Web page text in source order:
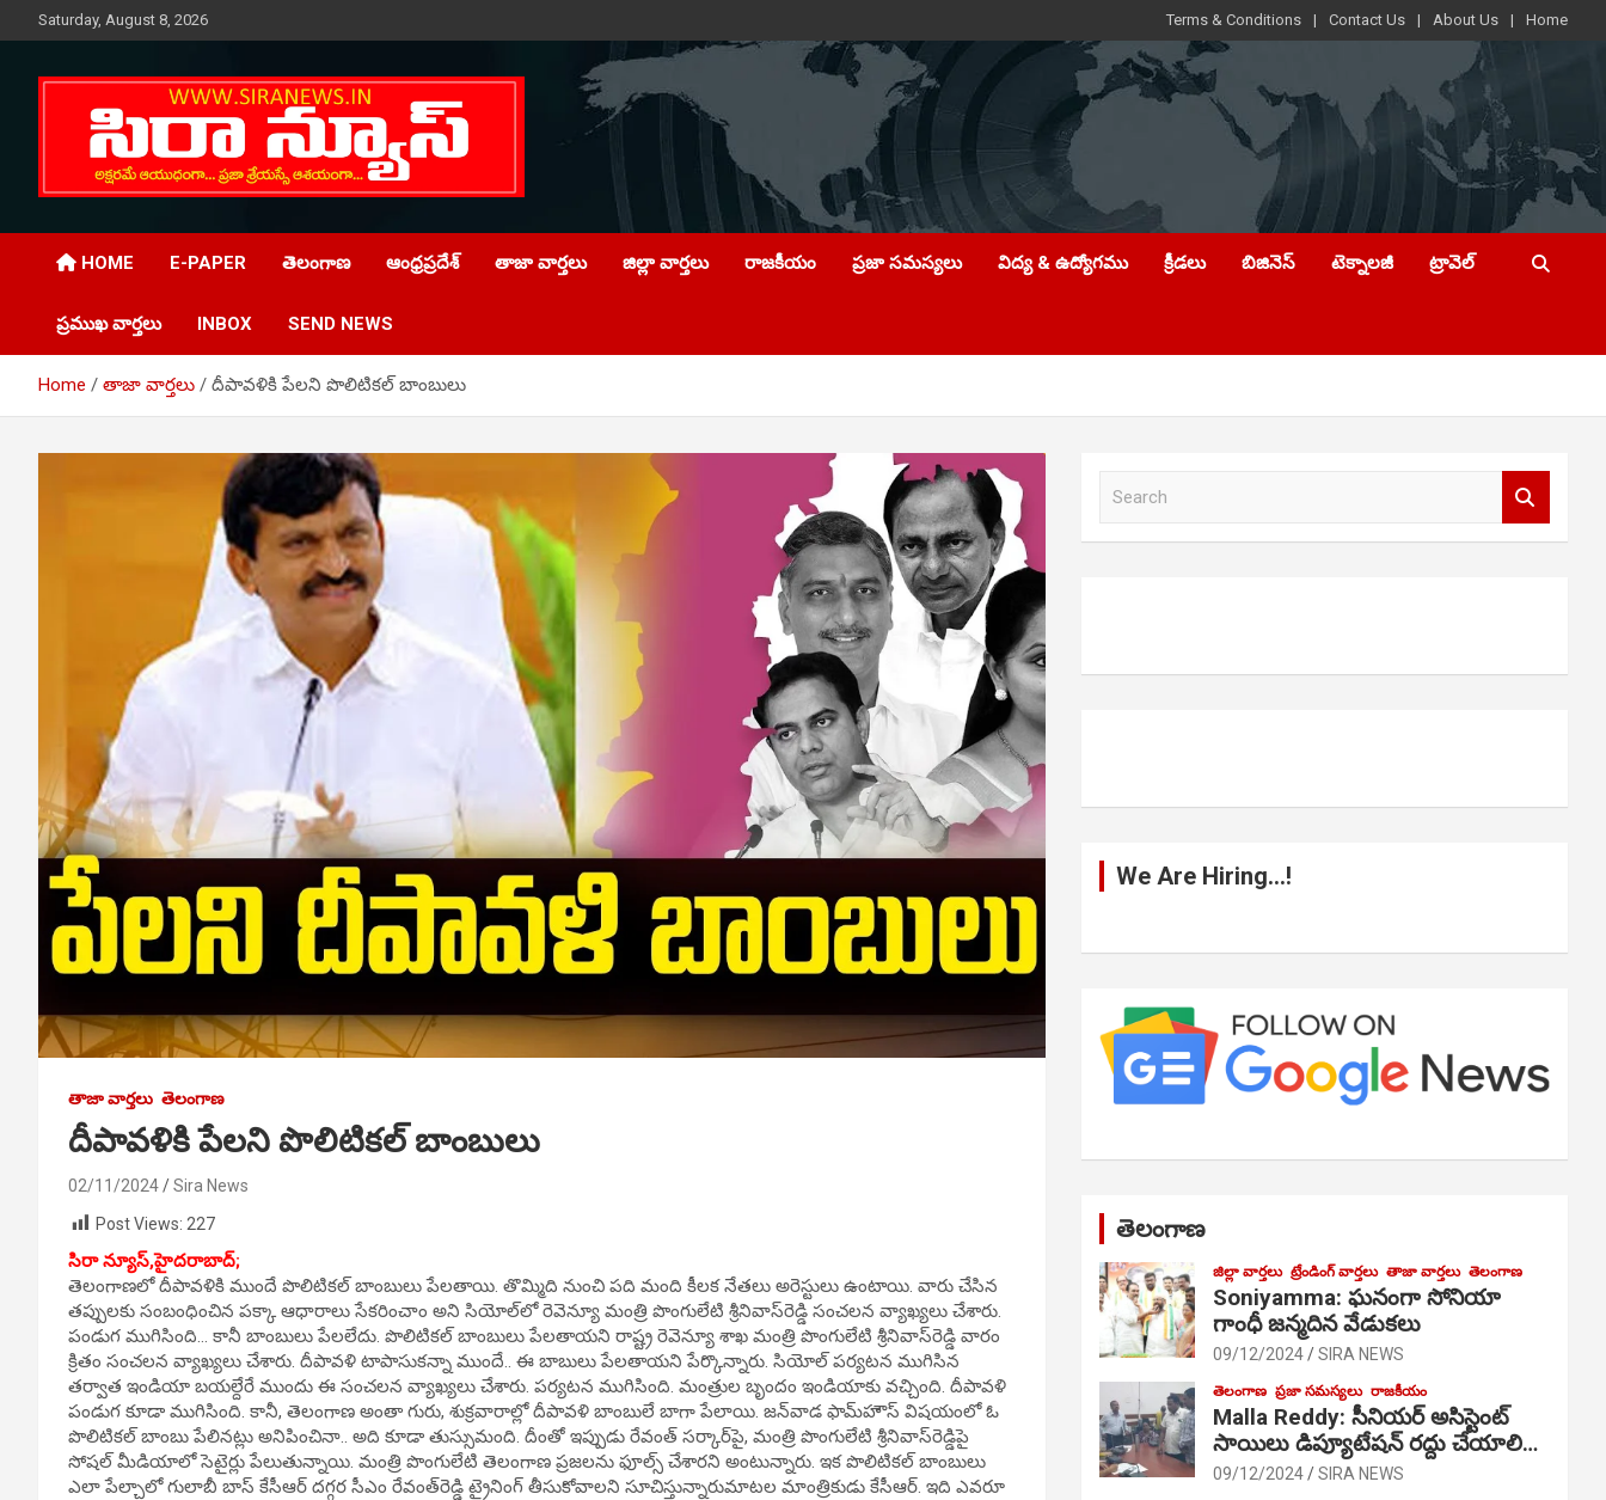
to
Saturday, August 8, 2026 Terms & Conditions Contact Us About Us Home
SIRA NEWS
HOME E-PAPER తెలంగాణ ఆంధ్రప్రదేశ్ తాజా వార్తలు జిల్లా వార్తలు రాజకీయం ప్రజా సమస్యలు విద్య & ఉద్యోగము క్రీడలు బిజినెస్ టెక్నాలజీ ట్రావెల్
ప్రముఖ వార్తలు INBOX SEND NEWS
Home తాజా వార్తలు దీపావళికి పేలని పొలిటికల్ బాంబులు
తాజా వార్తలు తెలంగాణ
దీపావళికి పేలని పొలిటికల్ బాంబులు
02/11/2024
Sira News
Post Views: 227
సిరా న్యూస్,హైదరాబాద్;
తెలంగాణలో దీపావళికి ముందే పొలిటికల్‌ బాంబులు పేలతాయి. తొమ్మిది నుంచి పది మంది కీలక నేతలు అరెస్టులు ఉంటాయి. వారు చేసిన
తప్పులకు సంబంధించిన పక్కా ఆధారాలు సేకరించాం అని సియోల్‌లో రెవెన్యూ మంత్రి పొంగులేటి శ్రీనివాస్‌రెడ్డి సంచలన వ్యాఖ్యలు చేశారు.
పండుగ ముగిసింది… కానీ బాంబులు పేలలేదు. పొలిటికల్‌ బాంబులు పేలతాయని రాష్ట్ర రెవెన్యూ శాఖ మంత్రి పొంగులేటి శ్రీనివాస్‌రెడ్డి వారం
క్రితం సంచలన వ్యాఖ్యలు చేశారు. దీపావళి టాపాసుకన్నా ముందే.. ఈ బాబులు పేలతాయని పేర్కొన్నారు. సియోల్‌ పర్యటన ముగిసిన
తర్వాత ఇండియా బయల్దేరే ముందు ఈ సంచలన వ్యాఖ్యలు చేశారు. పర్యటన ముగిసింది. మంత్రుల బృందం ఇండియాకు వచ్చింది. దీపావళి
పండుగ కూడా ముగిసింది. కానీ, తెలంగాణ అంతా గురు, శుక్రవారాల్లో దీపావళి బాంబులే బాగా పేలాయి. జన్‌వాడ ఫామ్‌హౌస్‌ విషయంలో ఓ
పొలిటికల్‌ బాంబు పేలినట్లు అనిపించినా.. అది కూడా తుస్సుమంది. దీంతో ఇప్పుడు రేవంత్‌ సర్కార్‌పై, మంత్రి పొంగులేటి శ్రీనివాస్‌రెడ్డిపై
సోషల్‌ మీడియాలో సెటైర్లు పేలుతున్నాయి. మంత్రి పొంగులేటి తెలంగాణ ప్రజలను ఫూల్స్‌ చేశారని అంటున్నారు. ఇక పొలిటికల్‌ బాంబులు
ఎలా పేల్చాలో గులాబీ బాస్‌ కేసీఆర్‌ దగ్గర సీఎం రేవంత్‌రెడ్డి ట్రైనింగ్‌ తీసుకోవాలని సూచిస్తున్నారుమాటల మాంత్రికుడు కేసీఆర్‌. ఇది ఎవరూ
We Are Hiring…!
తెలంగాణ
జిల్లా వార్తలు ట్రేండింగ్ వార్తలు తాజా వార్తలు తెలంగాణ
Soniyamma: ఘ‌నంగా సోనియా
గాంధీ జ‌న్మ‌దిన వేడుక‌లు
09/12/2024 SIRA NEWS
తెలంగాణ ప్రజా సమస్యలు రాజకీయం
Malla Reddy: సీనియర్ అసిస్టెంట్
సాయిలు డిప్యూటేషన్ రద్దు చేయాలి…
09/12/2024 SIRA NEWS